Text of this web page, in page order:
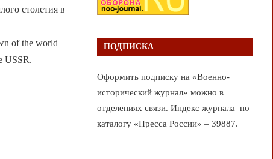
столетия в
of the world
USSR.
ПОДПИСКА
Оформить подписку на «Военно-
исторический журнал» можно в
отделениях связи. Индекс журнала по
каталогу «Пресса России» – 39887.